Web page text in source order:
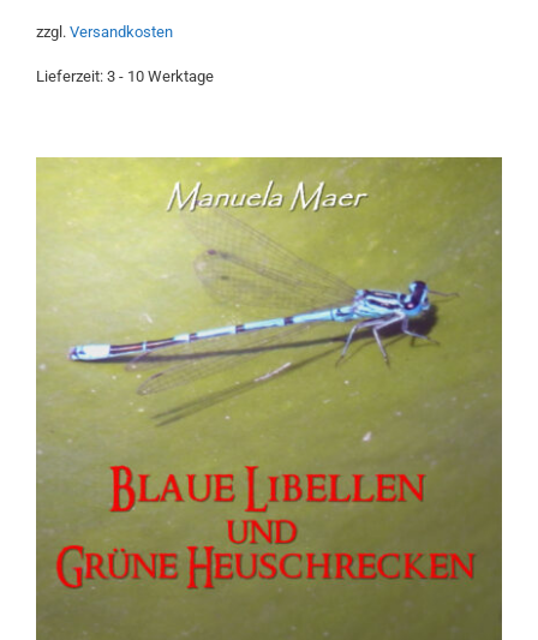
zzgl. Versandkosten
Lieferzeit: 3 - 10 Werktage